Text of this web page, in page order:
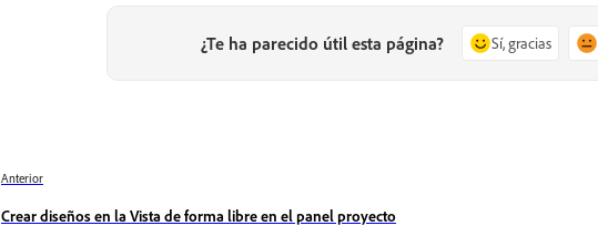
¿Te ha parecido útil esta página? Sí, gracias
Anterior
Crear diseños en la Vista de forma libre en el panel proyecto